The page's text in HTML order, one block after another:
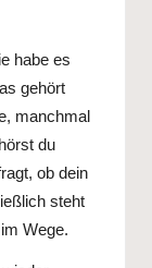
habe es
gehört
manchmal
du
ob dein
steht
Wege.